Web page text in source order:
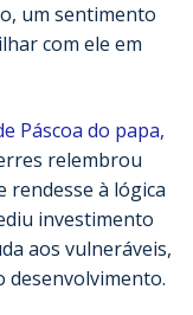
um sentimento
com ele em
Páscoa do papa,
relembrou
rendesse à lógica
investimento
aos vulneráveis,
desenvolvimento.